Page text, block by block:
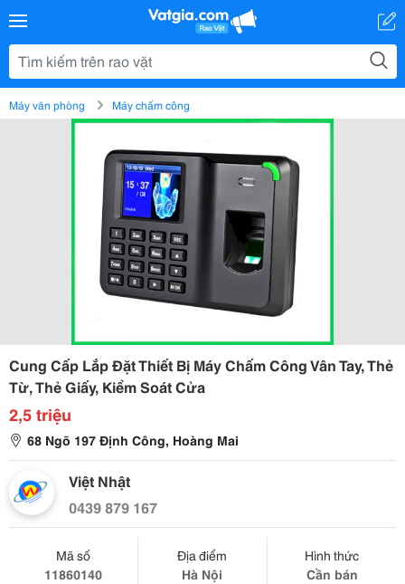
Máy văn phòng Máy chấm công
Cung Cấp Lắp Đặt Thiết Bị Máy Chấm Công Vân Tay, Thẻ
Từ, Thẻ Giấy, Kiểm Soát Cửa
2,5 triệu
68 Ngõ 197 Định Công, Hoàng Mai
Việt Nhật
0439 879 167
Mã số
11860140
Địa điểm
Hà Nội
Hình thức
Cần bán